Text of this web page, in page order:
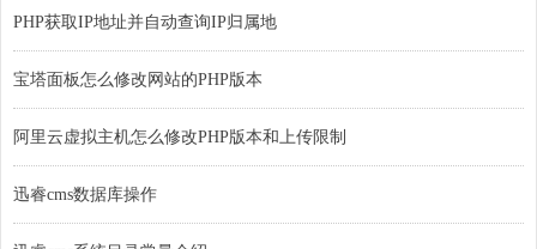
PHP获取IP地址并自动查询IP归属地
宝塔面板怎么修改网站的PHP版本
阿里云虚拟主机怎么修改PHP版本和上传限制
迅睿cms数据库操作